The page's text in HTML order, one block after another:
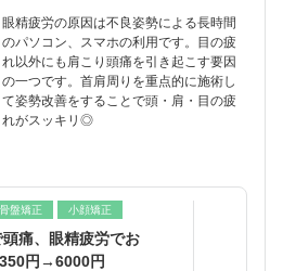
眼精疲労の原因は不良姿勢による長時間
のパソコン、スマホの利用です。目の疲
れ以外にも肩こり頭痛を引き起こす要因
の一つです。首肩周りを重点的に施術し
て姿勢改善をすることで頭・肩・目の疲
れがスッキリ◎
骨盤矯正 小顔矯正
頭痛、眼精疲労でお
円→6000円